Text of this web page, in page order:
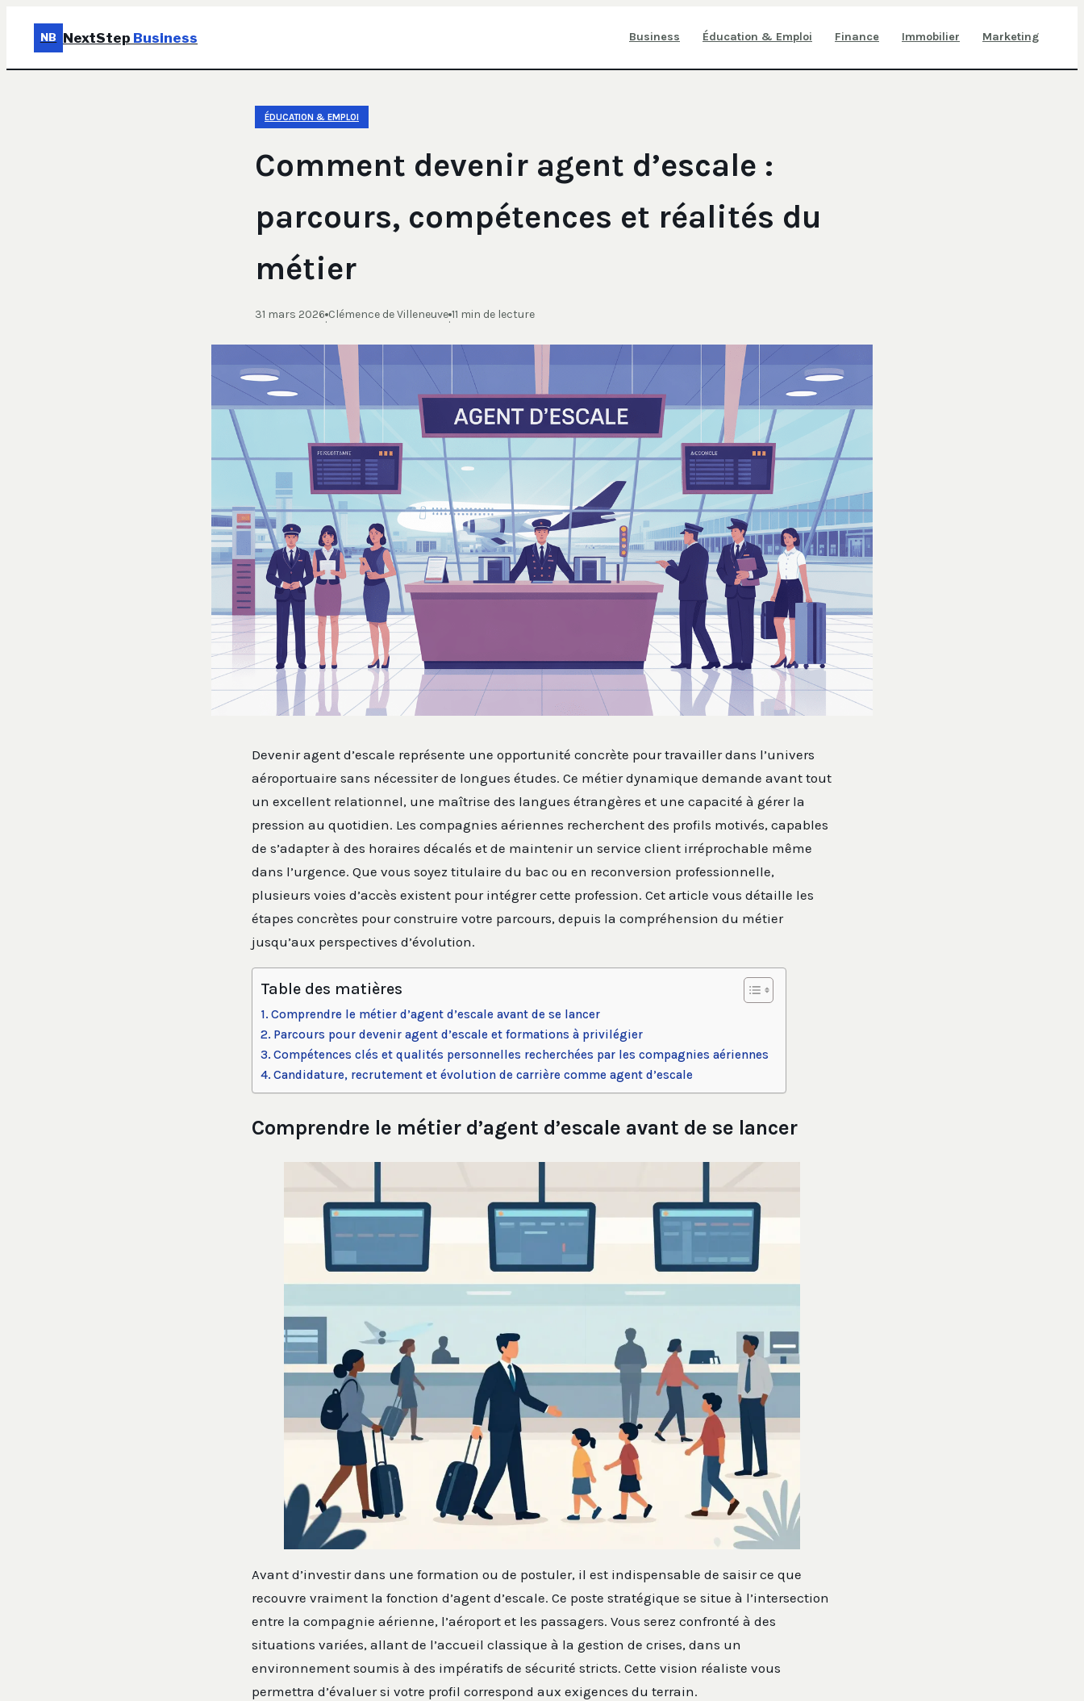
NB NextStep Business Business Éducation & Emploi Finance Immobilier Marketing
ÉDUCATION & EMPLOI
Comment devenir agent d’escale :
parcours, compétences et réalités du
métier
31 mars 2026
·
Clémence de Villeneuve
·
11 min de lecture
Devenir agent d’escale représente une opportunité concrète pour travailler dans l’univers
aéroportuaire sans nécessiter de longues études. Ce métier dynamique demande avant tout
un excellent relationnel, une maîtrise des langues étrangères et une capacité à gérer la
pression au quotidien. Les compagnies aériennes recherchent des profils motivés, capables
de s’adapter à des horaires décalés et de maintenir un service client irréprochable même
dans l’urgence. Que vous soyez titulaire du bac ou en reconversion professionnelle,
plusieurs voies d’accès existent pour intégrer cette profession. Cet article vous détaille les
étapes concrètes pour construire votre parcours, depuis la compréhension du métier
jusqu’aux perspectives d’évolution.
Table des matières
Comprendre le métier d’agent d’escale avant de se lancer
Parcours pour devenir agent d’escale et formations à privilégier
Compétences clés et qualités personnelles recherchées par les compagnies aériennes
Candidature, recrutement et évolution de carrière comme agent d’escale
Comprendre le métier d’agent d’escale avant de se lancer
Avant d’investir dans une formation ou de postuler, il est indispensable de saisir ce que
recouvre vraiment la fonction d’agent d’escale. Ce poste stratégique se situe à l’intersection
entre la compagnie aérienne, l’aéroport et les passagers. Vous serez confronté à des
situations variées, allant de l’accueil classique à la gestion de crises, dans un
environnement soumis à des impératifs de sécurité stricts. Cette vision réaliste vous
permettra d’évaluer si votre profil correspond aux exigences du terrain.